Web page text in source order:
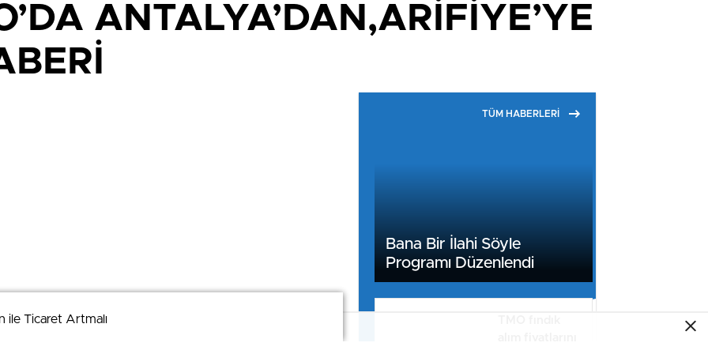
ile Ticaret Artmalı
ANTALYA’DAN,ARİFİYE’YE
ile Ticaret Artmalı
TÜM HABERLERİ
Bana Bir İlahi Söyle
Programı Düzenlendi
Detaylar için